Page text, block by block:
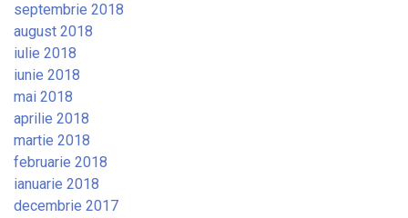
septembrie 2018
august 2018
iulie 2018
iunie 2018
mai 2018
aprilie 2018
martie 2018
februarie 2018
ianuarie 2018
decembrie 2017